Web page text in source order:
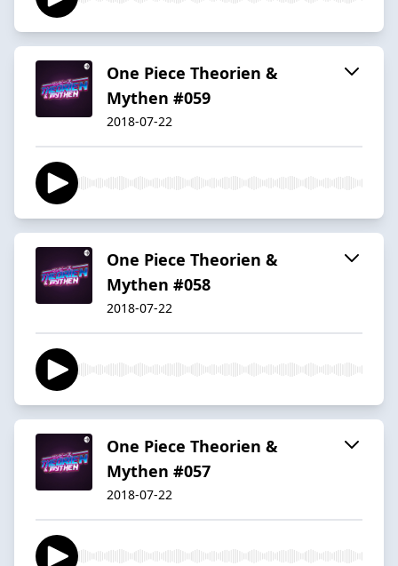
One Piece Theorien &
Mythen #059
2018-07-22
One Piece Theorien &
Mythen #058
2018-07-22
One Piece Theorien &
Mythen #057
2018-07-22